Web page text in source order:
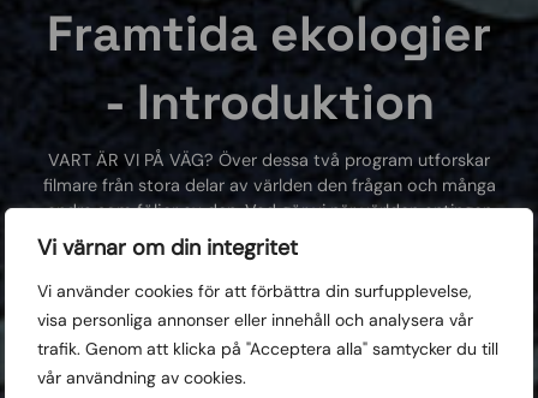
Vi värnar om din integritet
Vi använder cookies för att förbättra din surfupplevelse,
visa personliga annonser eller innehåll och analysera vår
trafik. Genom att klicka på "Acceptera alla" samtycker du till
vår användning av cookies.
Framtida ekologier
- Introduktion
VART ÄR VI PÅ VÄG? Över dessa två program utforskar
filmare från stora delar av världen den frågan och många
andra som följer av den. Vad gör vi när världen antingen
brinner eller dränks, vad kan filmkonsten bidra med och
kan fantasin hitta möjliga vägar framåt?
Filmarna i dessa två program har valt vitt skilda strategier
och spännande uttryck för att uttrycka sin mening. De
låter inte ämnets allvar eller något annat än fantasin sätta
gränser. Oavsett om det är storslagna dokumentärer,